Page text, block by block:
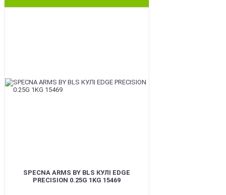
SPECNA ARMS BY BLS КУЛІ EDGE
PRECISION 0.25G 1KG 15469